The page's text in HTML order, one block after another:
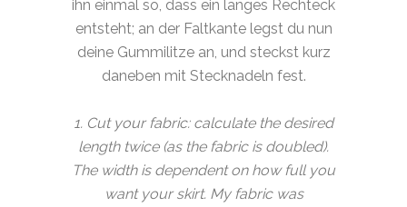
ihn einmal so, dass ein langes Rechteck
entsteht; an der Faltkante legst du nun
deine Gummilitze an, und steckst kurz
daneben mit Stecknadeln fest.
1. Cut your fabric: calculate the desired
length twice (as the fabric is doubled).
The width is dependent on how full you
want your skirt. My fabric was